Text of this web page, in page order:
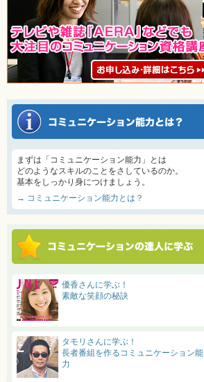
まずは「コミュニケーション能力」とは
どのようなスキルのことをさしているのか。
基本をしっかり身につけましょう。
→ コミュニケーション能力とは？
優香さんに学ぶ！
素敵な笑顔の秘訣
タモリさんに学ぶ！
長者番組を作るコミュニケーション能
力